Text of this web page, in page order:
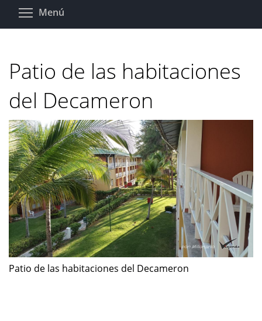
Pasar
Menú
Patio de las habitaciones
del Decameron
Patio de las habitaciones del Decameron